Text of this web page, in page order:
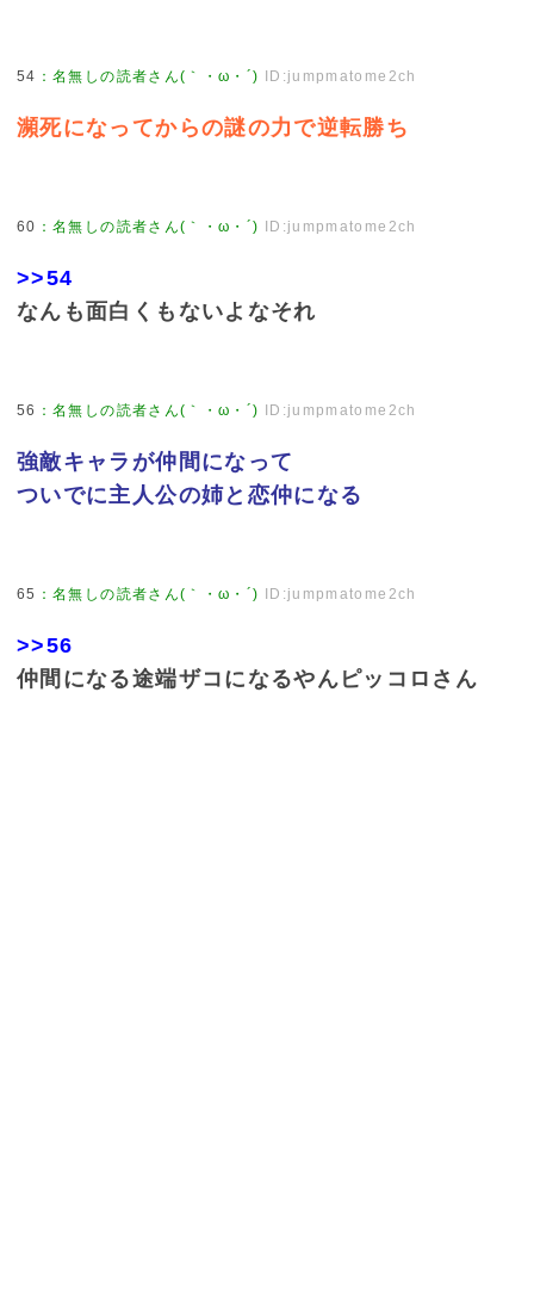
54 ：名無しの読者さん(｀・ω・´) ID:jumpmatome2ch
瀕死になってからの謎の力で逆転勝ち
60 ：名無しの読者さん(｀・ω・´) ID:jumpmatome2ch
>>54
なんも面白くもないよなそれ
56 ：名無しの読者さん(｀・ω・´) ID:jumpmatome2ch
強敵キャラが仲間になって
ついでに主人公の姉と恋仲になる
65 ：名無しの読者さん(｀・ω・´) ID:jumpmatome2ch
>>56
仲間になる途端ザコになるやんピッコロさん